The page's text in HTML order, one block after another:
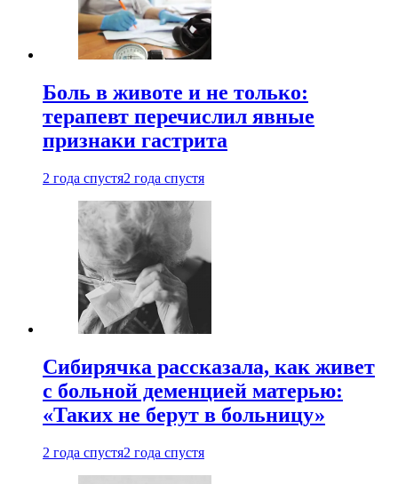
Боль в животе и не только:
терапевт перечислил явные
признаки гастрита
2 года спустя2 года спустя
Сибирячка рассказала, как живет
с больной деменцией матерью:
«Таких не берут в больницу»
2 года спустя2 года спустя